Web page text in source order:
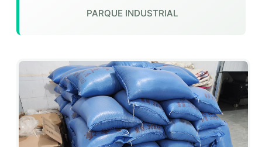
PARQUE INDUSTRIAL